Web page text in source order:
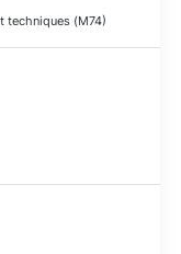
techniques (M74)